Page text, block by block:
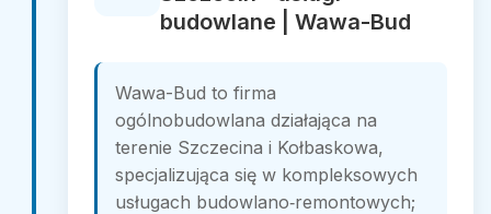
budowlane | Wawa-Bud
Wawa-Bud to firma
ogólnobudowlana działająca na
terenie Szczecina i Kołbaskowa,
specjalizująca się w kompleksowych
usługach budowlano‑remontowych;